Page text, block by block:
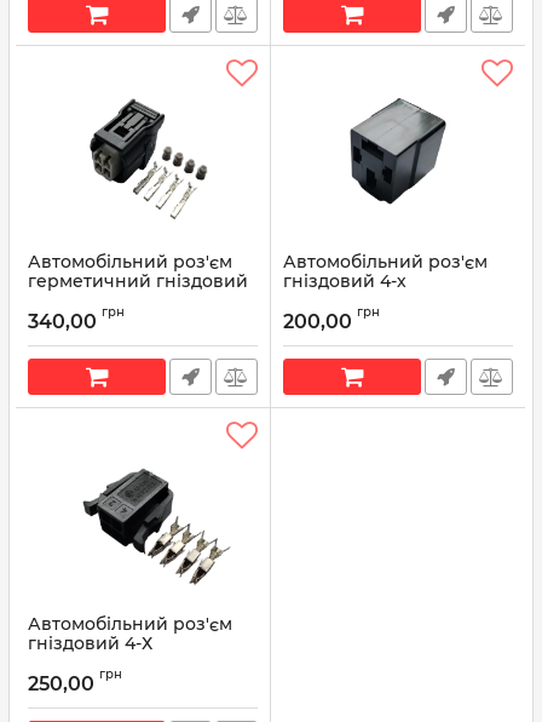
ACURA, TOYOTA
Автомобільний роз'єм
герметичний гніздовий
SUMITOMO 6189-7039 для
Akura
6189-7039
340,00 грн
Автомобільний роз'єм
гніздовий 4-х
6,3\9,5мм для реле 70А
Артикул: Р267
200,00 грн
Автомобільний роз'єм
гніздовий 4-Х
AMP 19296201 серії 2,8мм
250,00 грн